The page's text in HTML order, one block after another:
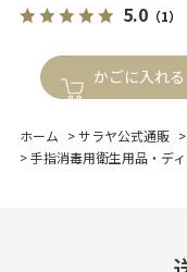
5.0（1）
かごに入れる
ホーム >サラヤ公式通販 >
>手指消毒用衛生用品・デ